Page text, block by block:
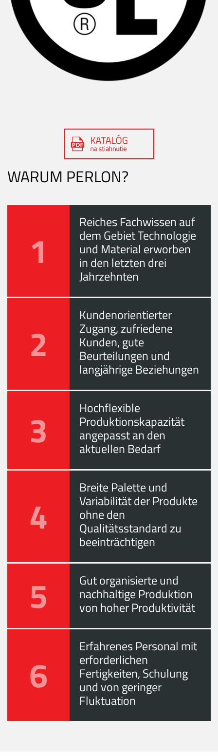
WARUM PERLON?
1
Reiches Fachwissen auf
dem Gebiet Technologie
und Material erworben
in den letzten drei
Jahrzehnten
2
Kundenorientierter
Zugang, zufriedene
Kunden, gute
Beurteilungen und
langjährige Beziehungen
3 Hochflexible
Produktionskapazität
angepasst an den
aktuellen Bedarf
4
Breite Palette und
Variabilität der Produkte
ohne den
Qualitätsstandard zu
beeinträchtigen
5 Gut organisierte und
nachhaltige Produktion
von hoher Produktivität
6
Erfahrenes Personal mit
erforderlichen
Fertigkeiten, Schulung
und von geringer
Fluktuation